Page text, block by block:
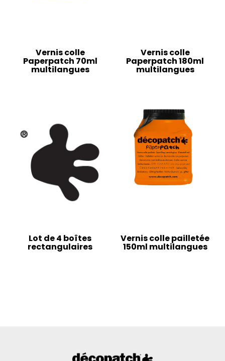
Vernis colle
Paperpatch 70ml
multilangues
Vernis colle
Paperpatch 180ml
multilangues
Lot de 4 boîtes
rectangulaires
Vernis colle pailletée
150ml multilangues